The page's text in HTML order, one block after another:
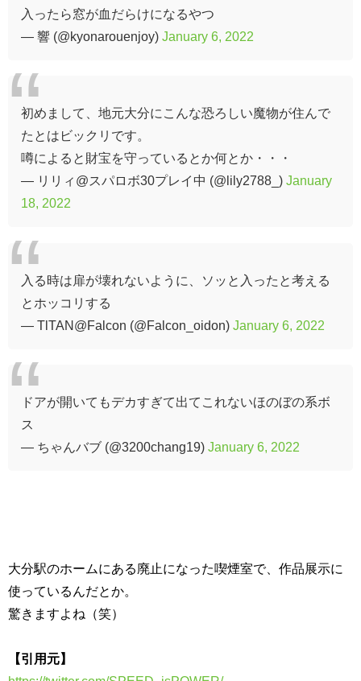
入ったら窓が血だらけになるやつ
— 響 (@kyonarouenjoy) January 6, 2022
初めまして、地元大分にこんな恐ろしい魔物が住んで
たとはビックリです。
噂によると財宝を守っているとか何とか・・・
— リリィ@スパロボ30プレイ中 (@lily2788_) January
18, 2022
入る時は扉が壊れないように、ソッと入ったと考える
とホッコリする
— TlTAN@Falcon (@Falcon_oidon) January 6, 2022
ドアが開いてもデカすぎて出てこれないほのぼの系ボ
ス
— ちゃんバブ (@3200chang19) January 6, 2022
大分駅のホームにある廃止になった喫煙室で、作品展示に
使っているんだとか。
驚きますよね（笑）
【引用元】